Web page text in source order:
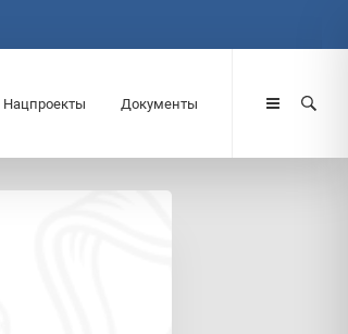
Нацпроекты Документы